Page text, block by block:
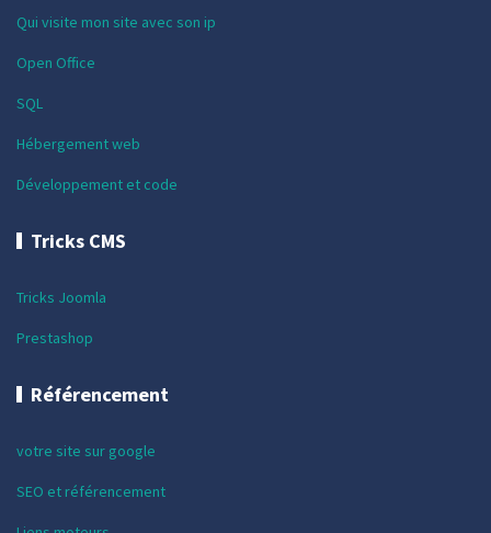
Qui visite mon site avec son ip
Open Office
SQL
Hébergement web
Développement et code
Tricks CMS
Tricks Joomla
Prestashop
Référencement
votre site sur google
SEO et référencement